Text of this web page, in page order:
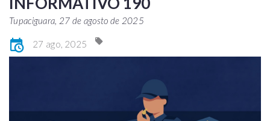
Tupaciguara, 27 de agosto de 2025
27 ago, 2025